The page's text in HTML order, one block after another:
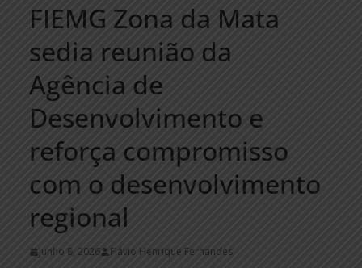
FIEMG Zona da Mata
sedia reunião da
Agência de
Desenvolvimento e
reforça compromisso
com o desenvolvimento
regional
junho 8, 2026 Flávio Henrique Fernandes